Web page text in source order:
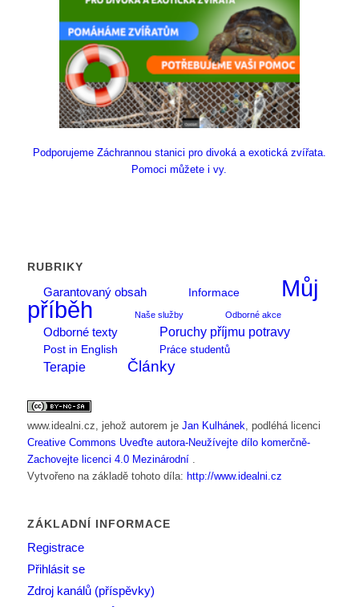
Podporujeme Záchrannou stanici pro divoká a exotická zvířata.
Pomoci můžete i vy.
RUBRIKY
Garantovaný obsah
Informace
Můj
příběh
Naše služby Odborné akce
Odborné texty Poruchy příjmu potravy
Post in English Práce studentů
Terapie Články
www.idealni.cz , jehož autorem je Jan Kulhánek , podléhá licenci
Creative Commons Uveďte autora-Neužívejte dílo komerčně-
Zachovejte licenci 4.0 Mezinárodní
Vytvořeno na základě tohoto díla: http://www.idealni.cz
ZÁKLADNÍ INFORMACE
Registrace
Přihlásit se
Zdroj kanálů (příspěvky)